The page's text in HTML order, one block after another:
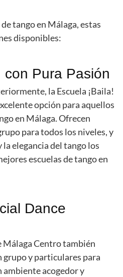
tango en Málaga, estas
disponibles:
con Pura Pasión
la Escuela ¡Baila!
opción para aquellos
en Málaga. Ofrecen
para todos los niveles, y
la elegancia del tango los
escuelas de tango en
Dance
Málaga Centro también
grupo y particulares para
ambiente acogedor y